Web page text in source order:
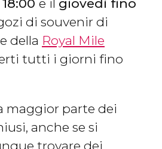
e il giovedì fino
di souvenir di
della Royal Mile
tutti i giorni fino
maggior parte dei
anche se si
trovare dei